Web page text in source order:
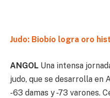
Judo: Biobío logra oro
ANGOL Una intensa
judo, que se desarrolla en
-63 damas y -73 varones.